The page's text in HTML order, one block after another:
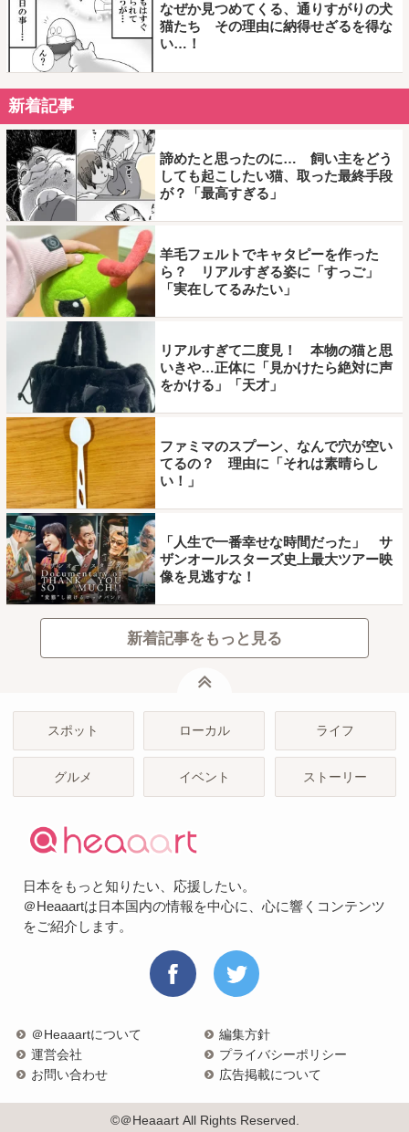
なぜか見つめてくる、通りすがりの犬
猫たち その理由に納得せざるを得な
い…！
新着記事
諦めたと思ったのに… 飼い主をどう
しても起こしたい猫、取った最終手段
が？「最高すぎる」
羊毛フェルトでキャタピーを作った
ら？ リアルすぎる姿に「すっご」
「実在してるみたい」
リアルすぎて二度見！ 本物の猫と思
いきや…正体に「見かけたら絶対に声
をかける」「天才」
ファミマのスプーン、なんで穴が空い
てるの？ 理由に「それは素晴らし
い！」
「人生で一番幸せな時間だった」 サ
ザンオールスターズ史上最大ツアー映
像を見逃すな！
新着記事をもっと見る
スポット ローカル ライフ
グルメ イベント ストーリー
日本をもっと知りたい、応援したい。
＠Heaaartは日本国内の情報を中心に、心に響くコンテンツ
をご紹介します。
＠Heaaartについて
編集方針
運営会社
プライバシーポリシー
お問い合わせ
広告掲載について
©＠Heaaart All Rights Reserved.